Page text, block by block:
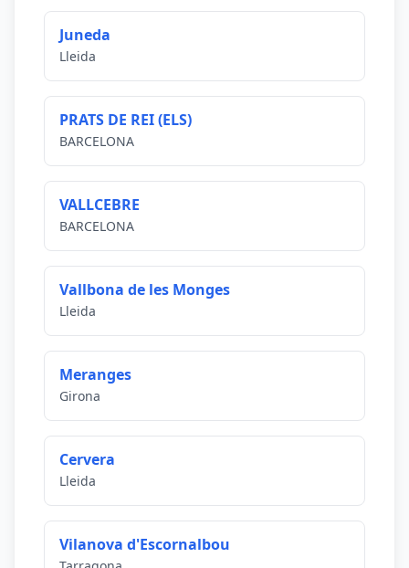
Juneda
Lleida
PRATS DE REI (ELS)
BARCELONA
VALLCEBRE
BARCELONA
Vallbona de les Monges
Lleida
Meranges
Girona
Cervera
Lleida
Vilanova d'Escornalbou